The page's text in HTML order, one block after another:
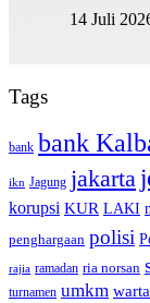
14 Juli
Tags
bank bank
ikn Jagung jakarta
korupsi KUR LAKI
penghargaan polisi
rajia ramadan ria norsan
turnamen umkm